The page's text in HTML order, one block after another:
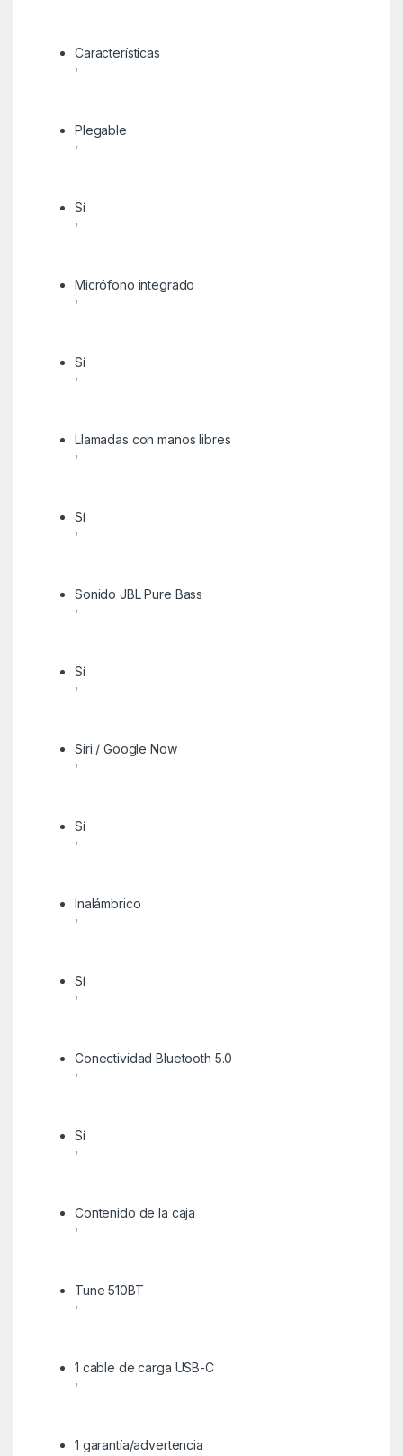
Características
‘
Plegable
‘
Sí
‘
Micrófono integrado
‘
Sí
‘
Llamadas con manos libres
‘
Sí
‘
Sonido JBL Pure Bass
‘
Sí
‘
Siri / Google Now
‘
Sí
‘
Inalámbrico
‘
Sí
‘
Conectividad Bluetooth 5.0
‘
Sí
‘
Contenido de la caja
‘
Tune 510BT
‘
1 cable de carga USB-C
‘
1 garantía/advertencia